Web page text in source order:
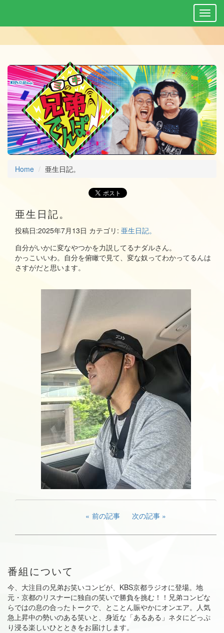
Home 亜生日記。
亜生日記。
投稿日:2025年7月13日 カテゴリ: 亜生日記。
自分がいかに変なやつかを力説してるナダルさん。
かっこいいわ。自分を俯瞰で見て、変な奴ってわかってるんは
さすがだと思います。
前の記事 次の記事
番組について
今、大注目の兄弟お笑いコンビが、KBS京都ラジオに登場。地
元・京都のリスナーに独自の笑いで勝負を挑む！！兄弟コンビな
らではの息の合ったトークで、とことん賑やかにオンエア。人気
急上昇中の勢いのある笑いと、身近な「あるある」ネタにどっぷ
り浸る楽しいひとときをお届けします。